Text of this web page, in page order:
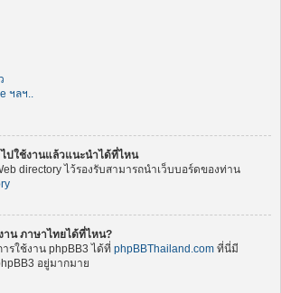
ฯลฯ..
ปใช้งานแล้วแนะนำได้ที่ไหน
directory ไว้รองรับสามารถนำเว็บบอร์ดของท่าน
น ภาษาไทยได้ที่ไหน?
รใช้งาน phpBB3 ได้ที่ phpBBThailand.com ที่นี่มี
อยู่มากมาย